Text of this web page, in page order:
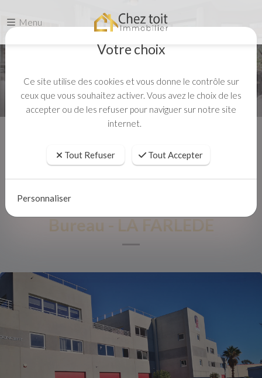
Menu
Bureau - LA FARLEDE
Votre choix
Ce site utilise des cookies et vous donne le contrôle sur
ceux que vous souhaitez activer. Vous avez le choix de les
accepter ou de les refuser pour naviguer sur notre site
internet.
Tout Refuser Tout Accepter
Personnaliser